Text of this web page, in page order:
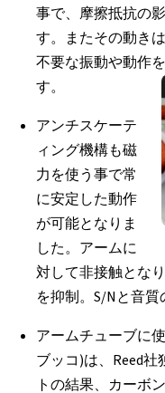
事で、摩擦抵抗の
す。またその動き
不要な振動や動作
す。
アンチスケーテ
ィング機構も磁
力を使う事で常
に安定した動作
が可能となりま
した。アームに
対して非接触とな
を抑制。S/Nと音質
アームチューブに
ブッコ)は、Reed
トの結果、カーボ